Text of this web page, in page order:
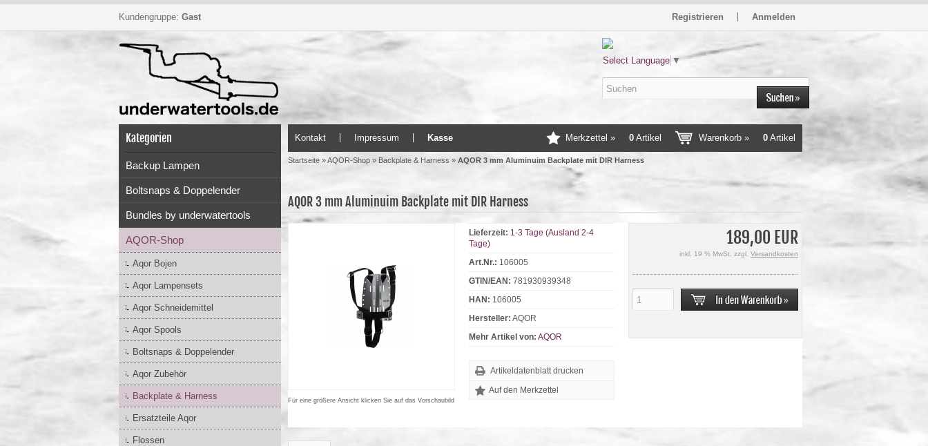
Kundengruppe: Gast Registrieren Anmelden
Select Language ▼
Kategorien
Backup Lampen
Boltsnaps & Doppelender
Bundles by underwatertools
AQOR-Shop
Aqor Bojen
Aqor Lampensets
Aqor Schneidemittel
Aqor Spools
Boltsnaps & Doppelender
Aqor Zubehör
Backplate & Harness
Ersatzteile Aqor
Flossen
Kontakt Impressum Kasse Warenkorb » 0 Artikel
Merkzettel » 0 Artikel
Startseite »AQOR-Shop » Backplate & Harness » AQOR 3 mm Aluminuim Backplate mit DIR Harness
AQOR 3 mm Aluminuim Backplate mit DIR Harness
Für eine größere Ansicht klicken Sie auf das Vorschaubild
Lieferzeit: 1-3 Tage (Ausland 2-4
Tage)
Art.Nr.: 106005
GTIN/EAN: 781930939348
HAN: 106005
Hersteller: AQOR
Mehr Artikel von: AQOR
Artikeldatenblatt drucken
189,00 EUR
inkl. 19 % MwSt. zzgl. Versandkosten